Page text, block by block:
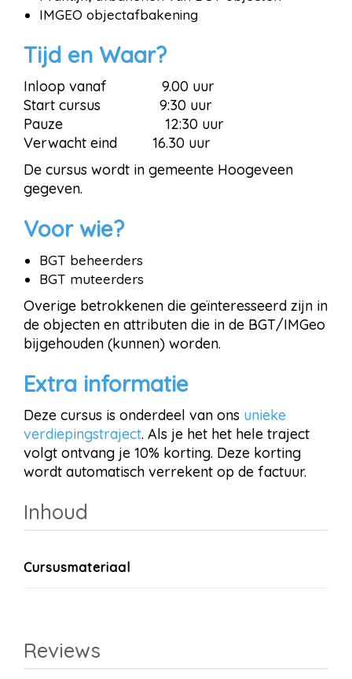
IMGEO objectafbakening
Tijd en Waar?
Inloop vanaf 9.00 uur
Start cursus 9:30 uur
Pauze 12:30 uur
Verwacht eind 16.30 uur
De cursus wordt in gemeente Hoogeveen
gegeven.
Voor wie?
BGT beheerders
BGT muteerders
Overige betrokkenen die geïnteresseerd zijn in
de objecten en attributen die in de BGT/IMGeo
bijgehouden (kunnen) worden.
Extra informatie
Deze cursus is onderdeel van ons unieke
verdiepingstraject. Als je het het hele traject
volgt ontvang je 10% korting. Deze korting
wordt automatisch verrekent op de factuur.
Inhoud
Cursusmateriaal
Reviews